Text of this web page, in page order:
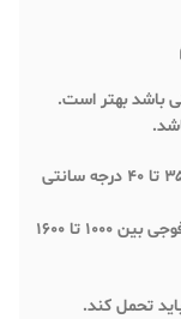
باشد بهتر است.
آستانه تحمل دمای سرد برای سیب فوجی منفی ۳۵ تا ۴۰ درجه سانتی
نیاز سرمایی برای پرورش هر چه بهتر نهال سیب فوجی بین ۱۰۰۰ تا ۱۶۰۰